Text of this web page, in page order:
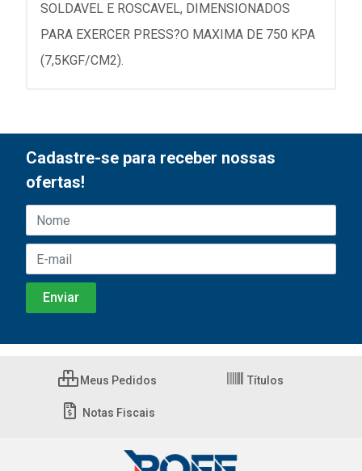
SOLDAVEL E ROSCAVEL, DIMENSIONADOS
PARA EXERCER PRESS?O MAXIMA DE 750 KPA
(7,5KGF/CM2).
Cadastre-se para receber nossas
ofertas!
Meus Pedidos Títulos
Notas Fiscais